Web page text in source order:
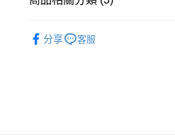
送貨方式
付款後順豐自助櫃
分享 客服